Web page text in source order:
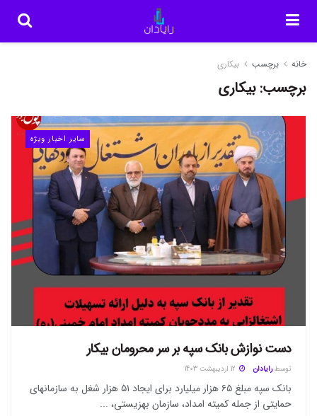
خانه برچسب بیکاری
برچسب:بیکاری
سایر اخبار ویژه
دست نوازش بانک سپه بر سر محرومان بیکار
توسط رایادان
بانک سپه مبلغ ۶۵ هزار میلیارد برای ایجاد ۵۱ هزار شغل به سازمانهای
حمایتی از جمله کمیته امداد، سازمان بهزیستی، ...